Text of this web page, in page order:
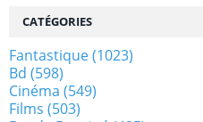
CATÉGORIES
Fantastique(1023)
Bd (598)
Cinéma (549)
Films (503)